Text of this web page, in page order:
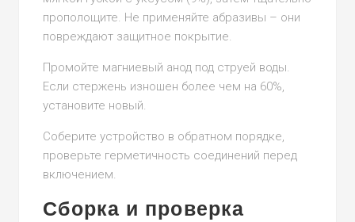
прополощите. Не применяйте абразивы – они
повреждают защитное покрытие.
Промойте магниевый анод под струей воды.
Если стержень изношен более чем на 60%,
установите новый.
Соберите устройство в обратном порядке,
проверьте герметичность соединений перед
включением.
Сборка и проверка